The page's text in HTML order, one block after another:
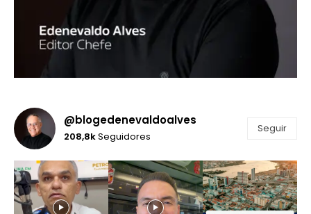
@blogedenevaldoalves
208,8kSeguidores
Seguir